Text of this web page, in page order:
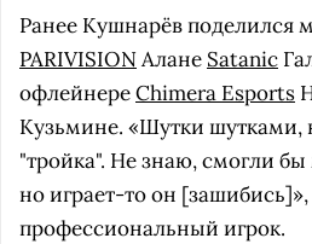
Ранее Кушнарёв поделился
PARIVISIONАлане Satanic
офлейнереChimera Esports
Кузьмине. «Шутки шутками,
"тройка". Не знаю, смогли
но играет-то он
профессиональный игрок.